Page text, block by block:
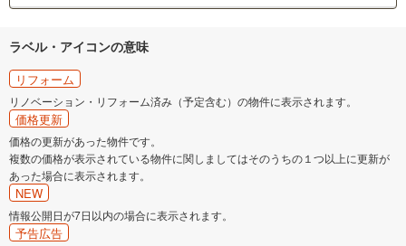
ラベル・アイコンの意味
リフォーム
リノベーション・リフォーム済み（予定含む）の物件に表示されます。
価格更新
価格の更新があった物件です。
複数の価格が表示されている物件に関しましてはそのうちの１つ以上に更新が
あった場合に表示されます。
NEW
情報公開日が7日以内の場合に表示されます。
予告広告